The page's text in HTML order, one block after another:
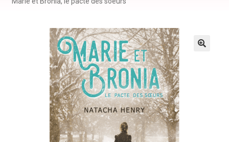
Coin des mamans
Kdo à – de 10€